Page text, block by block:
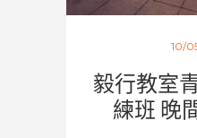
10/
毅行教室
練班 晚